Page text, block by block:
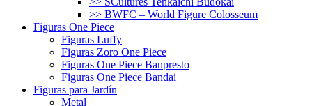
>> BWFC – World Figure Colosseum
Figuras One Piece
Figuras Luffy
Figuras Zoro One Piece
Figuras One Piece Banpresto
Figuras One Piece Bandai
Figuras para Jardín
Metal